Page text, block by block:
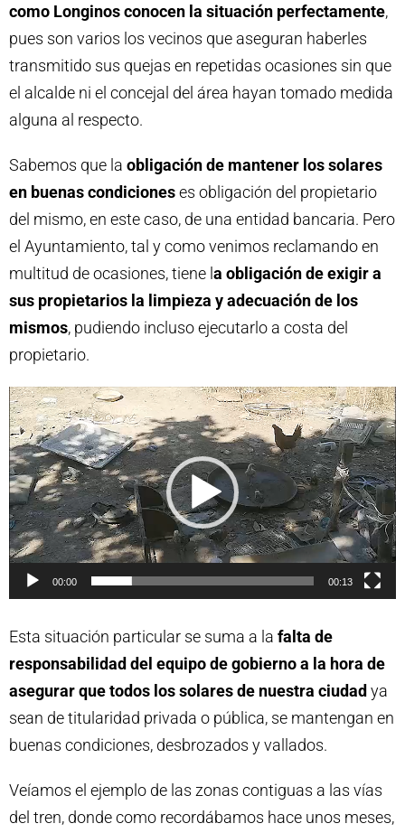
como Longinos conocen la situación perfectamente,
pues son varios los vecinos que aseguran haberles
transmitido sus quejas en repetidas ocasiones sin que
el alcalde ni el concejal del área hayan tomado medida
alguna al respecto.
Sabemos que la obligación de mantener los solares
en buenas condicioneses obligación del propietario
del mismo, en este caso, de una entidad bancaria. Pero
el Ayuntamiento, tal y como venimos reclamando en
multitud de ocasiones, tiene la obligación de exigir a
sus propietarios la limpieza y adecuación de los
mismos, pudiendo incluso ejecutarlo a costa del
propietario.
R
e
p
r
o
d
u
o
r
d
e
v
00:00 00:13
Esta situación particular se suma a la falta de
responsabilidad del equipo de gobierno a la hora de
asegurar que todos los solares de nuestra ciudadya
sean de titularidad privada o pública, se mantengan en
buenas condiciones, desbrozados y vallados.
Veíamos el ejemplo de las zonas contiguas a las vías
del tren, donde como recordábamos hace unos meses,